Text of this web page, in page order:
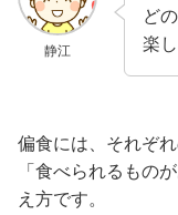
静江
ど
楽
偏食には、それぞ
「食べられるもの
え方です。